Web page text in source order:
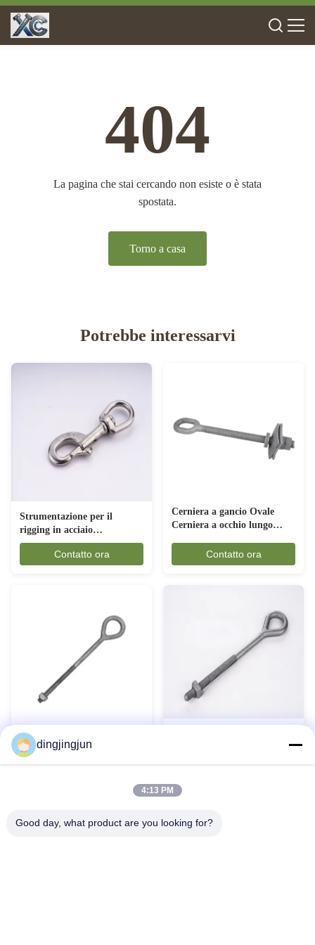
404
La pagina che stai cercando non esiste o è stata
spostata.
Torno a casa
Potrebbe interessarvi
Strumentazione per il
rigging in acciaio
inossidabile Piastra per occhi
girevoli con anello
Contatto ora
Cerniera a gancio Ovale
Cerniera a occhio lungo
Anello Cerniera a occhio con
Noce e Lavatrice Hex
Contatto ora
Bullone a occhio ovale
zincato a caldo per
ferramenta di linea
dingjingjun
4:13 PM
Good day, what product are you looking for?